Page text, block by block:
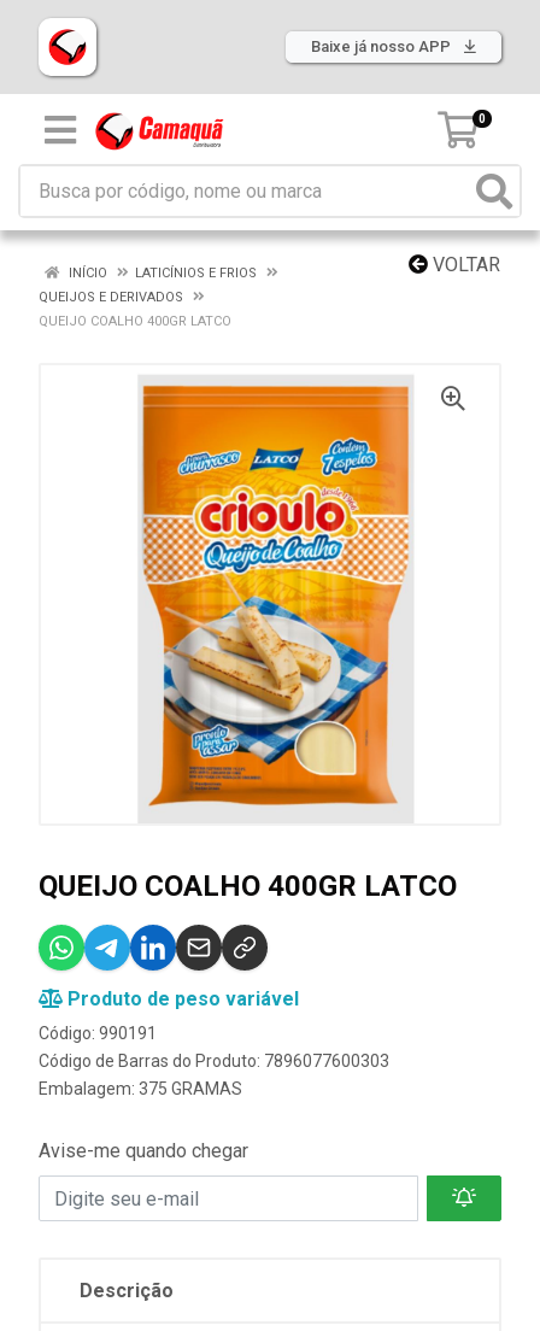
Baixe já nosso APP
0
VOLTAR
INÍCIO
LATICÍNIOS E FRIOS
QUEIJOS E DERIVADOS
QUEIJO COALHO 400GR LATCO
QUEIJO COALHO 400GR LATCO
Produto de peso variável
Código: 990191
Código de Barras do Produto: 7896077600303
Embalagem: 375 GRAMAS
Avise-me quando chegar
Descrição